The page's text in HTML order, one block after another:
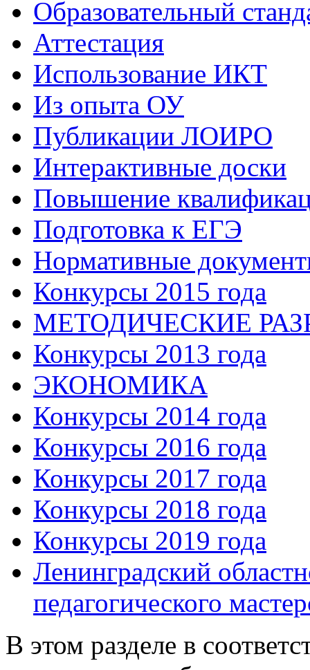
Образовательный
Аттестация
Использование ИКТ
Из опыта ОУ
Публикации ЛОИРО
Интерактивные доски
Повышение
Подготовка к ЕГЭ
Нормативные
Конкурсы 2015 года
МЕТОДИЧЕСКИЕ
Конкурсы 2013 года
ЭКОНОМИКА
Конкурсы 2014 года
Конкурсы 2016 года
Конкурсы 2017 года
Конкурсы 2018 года
Конкурсы 2019 года
Ленинградский
педагогического
В этом разделе в